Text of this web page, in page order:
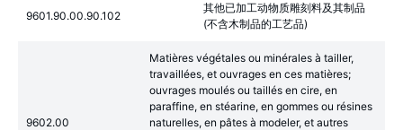
9601.90.00.90.102
其他已加工动物质雕刻料及其制品
(不含木制品的工艺品)
9602.00
Matières végétales ou minérales à tailler,
travaillées, et ouvrages en ces matières;
ouvrages moulés ou taillés en cire, en
paraffine, en stéarine, en gommes ou résines
naturelles, en pâtes à modeler, et autres